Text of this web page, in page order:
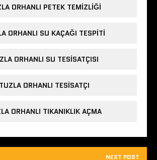
ORHANLI PETEK TEMIZLIĞI
ORHANLI SU KAÇAĞI TESPITI
ORHANLI SU TESISATÇISI
TUZLA ORHANLI TESISATÇI
ORHANLI TIKANIKLIK AÇMA
NEXT POST